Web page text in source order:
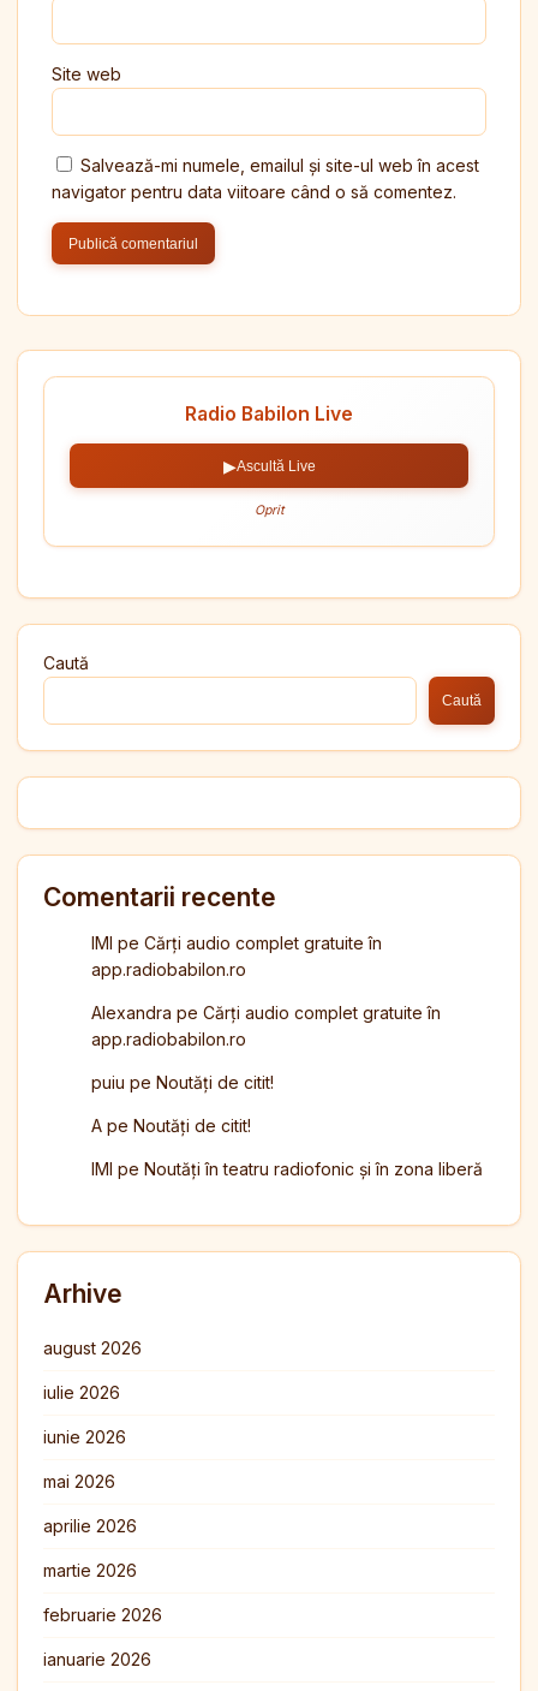
Site web
Salvează-mi numele, emailul și site-ul web în acest
navigator pentru data viitoare când o să comentez.
Radio Babilon Live
▶Ascultă Live
Oprit
Caută
Caută
Comentarii recente
IMI pe Cărți audio complet gratuite în
app.radiobabilon.ro
Alexandra pe Cărți audio complet gratuite în
app.radiobabilon.ro
puiu pe Noutăți de citit!
A pe Noutăți de citit!
IMI pe Noutăți în teatru radiofonic și în zona liberă
Arhive
august 2026
iulie 2026
iunie 2026
mai 2026
aprilie 2026
martie 2026
februarie 2026
ianuarie 2026